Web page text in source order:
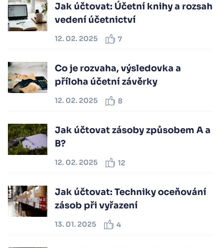
Jak účtovat: Účetní knihy a rozsah
vedení účetnictví
12. 02. 2025 7
Co je rozvaha, výsledovka a
příloha účetní závěrky
12. 02. 2025 8
Jak účtovat zásoby způsobem A a
B?
12. 02. 2025 12
Jak účtovat: Techniky oceňování
zásob při vyřazení
13. 01. 2025 4